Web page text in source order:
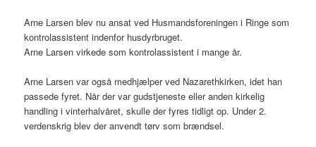
Arne Larsen blev nu ansat ved Husmandsforeningen i Ringe som
kontrolassistent indenfor husdyrbruget.
Arne Larsen virkede som kontrolassistent i mange år.
Arne Larsen var også medhjælper ved Nazarethkirken, idet han
passede fyret. Når der var gudstjeneste eller anden kirkelig
handling i vinterhalvåret, skulle der fyres tidligt op. Under 2.
verdenskrig blev der anvendt tørv som brændsel.